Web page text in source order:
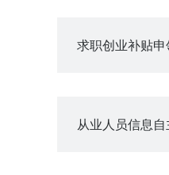
求职创业补贴申
从业人员信息